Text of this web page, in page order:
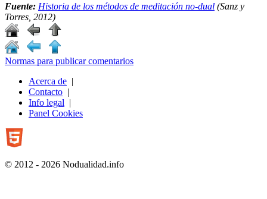
Fuente: Historia de los métodos de meditación no-dual (Sanz y
Torres, 2012)
Normas para publicar comentarios
Acerca de |
Contacto |
Info legal |
Panel Cookies
© 2012 - 2026 Nodualidad.info